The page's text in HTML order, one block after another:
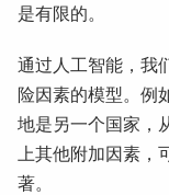
是有限的。
通过人工智能，我
险因素的模型。例
地是另一个国家，
上其他附加因素
著。